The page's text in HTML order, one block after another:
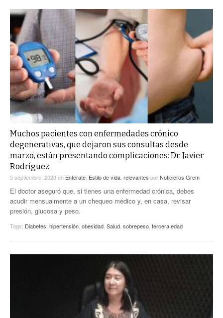
Muchos pacientes con enfermedades crónico
degenerativas, que dejaron sus consultas desde
marzo, están presentando complicaciones: Dr. Javier
Rodríguez
5 septiembre, 2020en Entérate, Estilo de vida, relevantes porNoticieros Grem
El doctor aseguró que, si tienes una enfermedad crónica, debes
acudir mensualmente a un chequeo médico y, en casa, revisar
presión, glucosa y peso.
Tags: Diabetes, hipertensión, obesidad, Salud, sobrepeso, tercera edad